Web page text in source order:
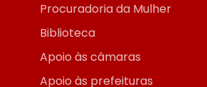
Procuradoria da Mulher
Biblioteca
Apoio às câmaras
Apoio às prefeituras